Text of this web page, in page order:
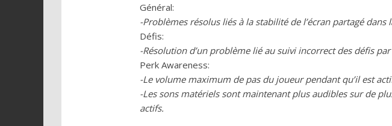
Général:
-Problèmes résolus liés à la stabilité de l’écran partagé
Défis:
-Résolution d’un problème lié au suivi incorrect des défis
Perk Awareness:
-Le volume maximum de pas du joueur pendant qu’il est
-Les sons matériels sont maintenant plus audibles sur de
actifs.